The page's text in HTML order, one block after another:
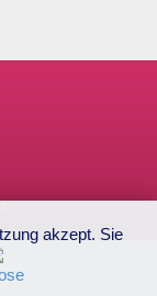
akzept. Sie